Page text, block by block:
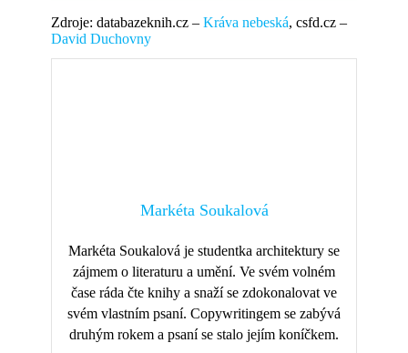
Zdroje: databazeknih.cz – Kráva nebeská, csfd.cz –
David Duchovny
Markéta Soukalová
Markéta Soukalová je studentka architektury se
zájmem o literaturu a umění. Ve svém volném
čase ráda čte knihy a snaží se zdokonalovat ve
svém vlastním psaní. Copywritingem se zabývá
druhým rokem a psaní se stalo jejím koníčkem.